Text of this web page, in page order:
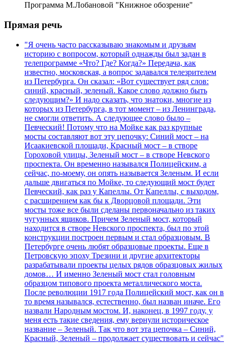
Программа М.Лобановой "Книжное обозрение"
Прямая речь
"Я очень часто рассказываю знакомым и друзьям
историю с вопросом, который однажды был задан в
телепрограмме «Что? Где? Когда?» Передача, как
известно, московская, а вопрос задавался телезрителем
из Петербурга. Он сказал: «Вот существует ряд слов:
синий, красный, зеленый. Какое слово должно быть
следующим?» И надо сказать, что знатоки, многие из
которых из Петербурга, в тот момент – из Ленинграда,
не смогли ответить. А следующее слово было –
Певческий! Потому что на Мойке как раз крупные
мосты составляют вот эту цепочку: Синий мост – на
Исаакиевской площади, Красный мост – в створе
Гороховой улицы, Зеленый мост – в створе Невского
проспекта. Он временно назывался Полицейским, а
сейчас, по-моему, он опять называется Зеленым. И если
дальше двигаться по Мойке, то следующий мост будет
Певческий, как раз у Капеллы. От Капеллы, с выходом,
с расширением как бы к Дворцовой площади. Эти
мосты тоже все были сделаны первоначально из таких
чугунных ящиков. Причем Зеленый мост, который
находится в створе Невского проспекта, был по этой
конструкции построен первым и стал образцовым. В
Петербурге очень любят образцовые проекты. Еще в
Петровскую эпоху Трезини и другие архитекторы
разрабатывали проекты целых рядов образцовых жилых
домов… И именно Зеленый мост стал головным
образцом типового проекта металлического моста.
После революции 1917 года Полицейский мост, как он в
то время назывался, естественно, был назван иначе. Его
назвали Народным мостом. И, наконец, в 1997 году, у
меня есть такие сведения, ему вернули историческое
название – Зеленый. Так что вот эта цепочка – Синий,
Красный, Зеленый – продолжает существовать и сейчас"